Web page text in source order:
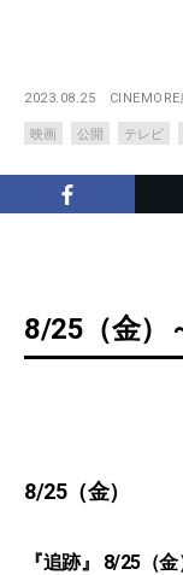
2023.08.25
映画 公開 テレビ
8/25（金）
8/25（金）
『追跡』 8/25（